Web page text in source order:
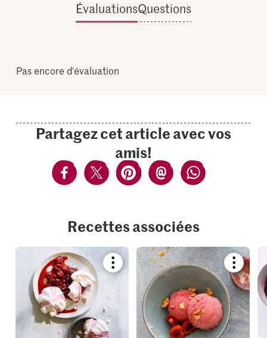
ÉvaluationsQuestions
Pas encore d'évaluation
Partagez cet article avec vos
amis!
Recettes associées
Bookmark
recipe
collections.
recipe
or
add
it
to
your